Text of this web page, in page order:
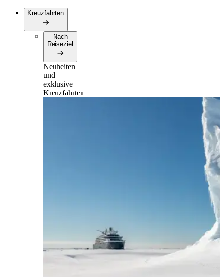
Kreuzfahrten
Nach
Reiseziel
Neuheiten
und
exklusive
Kreuzfahrten